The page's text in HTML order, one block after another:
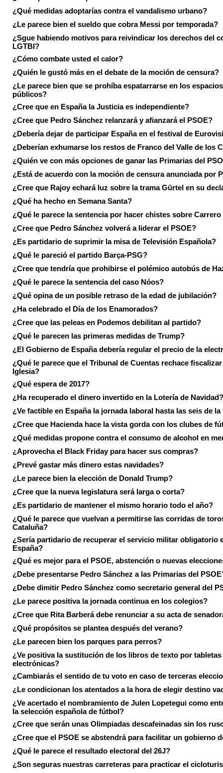
¿Qué medidas adoptarías contra el vandalismo urbano?
¿Le parece bien el sueldo que cobra Messi por temporada?
¿Sgue habiendo motivos para reivindicar los derechos del
LGTBI?
¿Cómo combate usted el calor?
¿Quién le gustó más en el debate de la moción de censura?
¿Le parece bien que se prohíba espatarrarse en los espacios
públicos?
¿Cree que en España la Justicia es independiente?
¿Cree que Pedro Sánchez relanzará y afianzará el PSOE?
¿Debería dejar de participar España en el festival de
¿Deberían exhumarse los restos de Franco del Valle de los
¿Quién ve con más opciones de ganar las Primarias del
¿Está de acuerdo con la moción de censura anunciada por
¿Cree que Rajoy echará luz sobre la trama Gürtel en su
¿Qué ha hecho en Semana Santa?
¿Qué le parece la sentencia por hacer chistes sobre
¿Cree que Pedro Sánchez volverá a liderar el PSOE?
¿Es partidario de suprimir la misa de Televisión Española?
¿Qué le pareció el partido Barça-PSG?
¿Cree que tendría que prohibirse el polémico autobús de
¿Qué le parece la sentencia del caso Nóos?
¿Qué opina de un posible retraso de la edad de jubilación?
¿Ha celebrado el Día de los Enamorados?
¿Cree que las peleas en Podemos debilitan al partido?
¿Qué le parecen las primeras medidas de Trump?
¿El Gobierno de España debería regular el precio de la
¿Qué le parece que el Tribunal de Cuentas rechace fiscalizar
Iglesia?
¿Qué espera de 2017?
¿Ha recuperado el dinero invertido en la Lotería de Navidad?
¿Ve factible en España la jornada laboral hasta las seis de la
¿Cree que Hacienda hace la vista gorda con los clubes de
¿Qué medidas propone contra el consumo de alcohol en
¿Aprovecha el Black Friday para hacer sus compras?
¿Prevé gastar más dinero estas navidades?
¿Le parece bien la elección de Donald Trump?
¿Cree que la nueva legislatura será larga o corta?
¿Es partidario de mantener el mismo horario todo el año?
¿Qué le parece que vuelvan a permitirse las corridas de
Cataluña?
¿Sería partidario de recuperar el servicio militar obligatorio
España?
¿Qué es mejor para el PSOE, abstención o nuevas
¿Debe presentarse Pedro Sánchez a las Primarias del
¿Debe dimitir Pedro Sánchez como secretario general del
¿Le parece positiva la jornada continua en los colegios?
¿Cree que Rita Barberá debe renunciar a su acta de
¿Qué propósitos se plantea después del verano?
¿Le parecen bien los parques para perros?
¿Ve positiva la sustitución de los libros de texto por tabletas
electrónicas?
¿Cambiarás el sentido de tu voto en caso de terceras
¿Le condicionan los atentados a la hora de elegir destino
¿Ve acertado el nombramiento de Julen Lopetegui como
la selección española de fútbol?
¿Cree que serán unas Olimpiadas descafeinadas sin los
¿Cree que el PSOE se abstendrá para facilitar un gobierno
¿Qué le parece el resultado electoral del 26J?
¿Son seguras nuestras carreteras para practicar el